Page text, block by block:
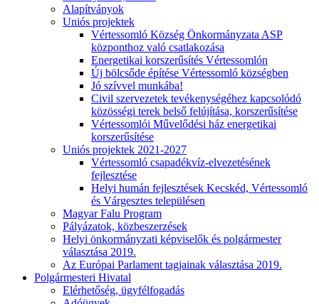
Alapítványok
Uniós projektek
Vértessomló Község Önkormányzata ASP
központhoz való csatlakozása
Energetikai korszerűsítés Vértessomlón
Új bölcsőde építése Vértessomló községben
Jó szívvel munkába!
Civil szervezetek tevékenységéhez kapcsolódó
közösségi terek belső felújítása, korszerűsítése
Vértessomlói Művelődési ház energetikai
korszerűsítése
Uniós projektek 2021-2027
Vértessomló csapadékvíz-elvezetésének
fejlesztése
Helyi humán fejlesztések Kecskéd, Vértessomló
és Várgesztes településen
Magyar Falu Program
Pályázatok, közbeszerzések
Helyi önkormányzati képviselők és polgármester
választása 2019.
Az Európai Parlament tagjainak választása 2019.
Polgármesteri Hivatal
Elérhetőség, ügyfélfogadás